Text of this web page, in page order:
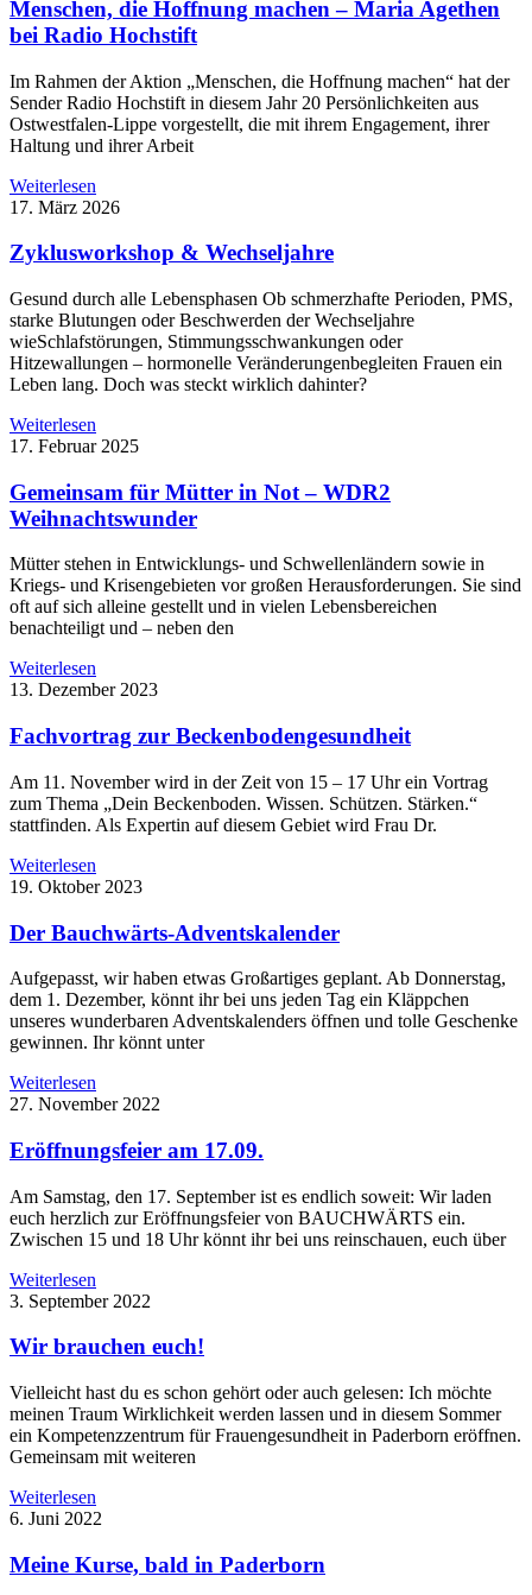
Menschen, die Hoffnung machen – Maria Agethen
bei Radio Hochstift
Im Rahmen der Aktion „Menschen, die Hoffnung machen“ hat der
Sender Radio Hochstift in diesem Jahr 20 Persönlichkeiten aus
Ostwestfalen-Lippe vorgestellt, die mit ihrem Engagement, ihrer
Haltung und ihrer Arbeit
Weiterlesen
17. März 2026
Zyklusworkshop & Wechseljahre
Gesund durch alle Lebensphasen Ob schmerzhafte Perioden, PMS,
starke Blutungen oder Beschwerden der Wechseljahre
wieSchlafstörungen, Stimmungsschwankungen oder
Hitzewallungen – hormonelle Veränderungenbegleiten Frauen ein
Leben lang. Doch was steckt wirklich dahinter?
Weiterlesen
17. Februar 2025
Gemeinsam für Mütter in Not – WDR2
Weihnachtswunder
Mütter stehen in Entwicklungs- und Schwellenländern sowie in
Kriegs- und Krisengebieten vor großen Herausforderungen. Sie sind
oft auf sich alleine gestellt und in vielen Lebensbereichen
benachteiligt und – neben den
Weiterlesen
13. Dezember 2023
Fachvortrag zur Beckenbodengesundheit
Am 11. November wird in der Zeit von 15 – 17 Uhr ein Vortrag
zum Thema „Dein Beckenboden. Wissen. Schützen. Stärken.“
stattfinden. Als Expertin auf diesem Gebiet wird Frau Dr.
Weiterlesen
19. Oktober 2023
Der Bauchwärts-Adventskalender
Aufgepasst, wir haben etwas Großartiges geplant. Ab Donnerstag,
dem 1. Dezember, könnt ihr bei uns jeden Tag ein Kläppchen
unseres wunderbaren Adventskalenders öffnen und tolle Geschenke
gewinnen. Ihr könnt unter
Weiterlesen
27. November 2022
Eröffnungsfeier am 17.09.
Am Samstag, den 17. September ist es endlich soweit: Wir laden
euch herzlich zur Eröffnungsfeier von BAUCHWÄRTS ein.
Zwischen 15 und 18 Uhr könnt ihr bei uns reinschauen, euch über
Weiterlesen
3. September 2022
Wir brauchen euch!
Vielleicht hast du es schon gehört oder auch gelesen: Ich möchte
meinen Traum Wirklichkeit werden lassen und in diesem Sommer
ein Kompetenzzentrum für Frauengesundheit in Paderborn eröffnen.
Gemeinsam mit weiteren
Weiterlesen
6. Juni 2022
Meine Kurse, bald in Paderborn